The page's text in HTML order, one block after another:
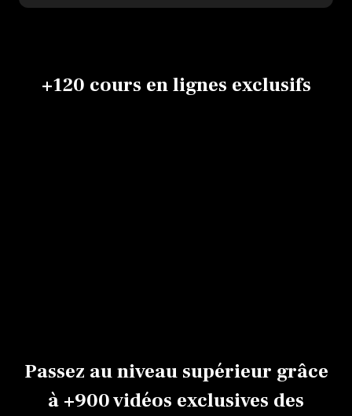
+120 cours en lignes exclusifs
Passez au niveau supérieur grâce
à +900 vidéos exclusives des